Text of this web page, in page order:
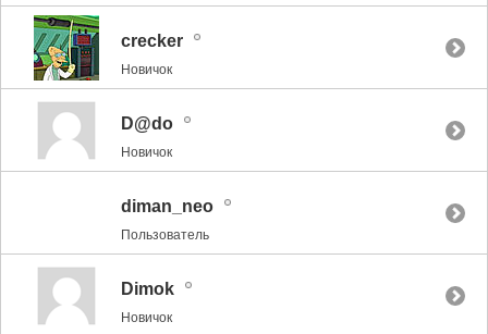
crecker
Новичок
D@do
Новичок
diman_neo
Пользователь
Dimok
Новичок